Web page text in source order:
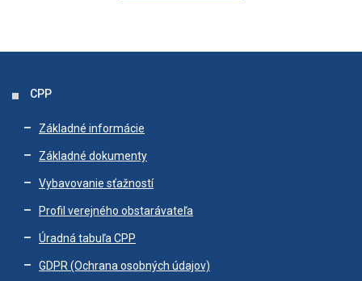
CPP
Základné informácie
Základné dokumenty
Vybavovanie sťažností
Profil verejného obstarávateľa
Úradná tabuľa CPP
GDPR (Ochrana osobných údajov)